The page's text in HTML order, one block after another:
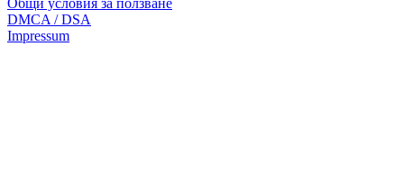
DMCA / DSA
Impressum